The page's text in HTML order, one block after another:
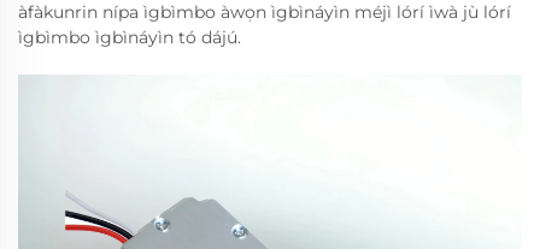
àfàkunrin nípa ìgbìmbo àwọn ìgbìnáyìn méjì lórí ìwà jù lórí
ìgbìmbo ìgbìnáyìn tó dájú.